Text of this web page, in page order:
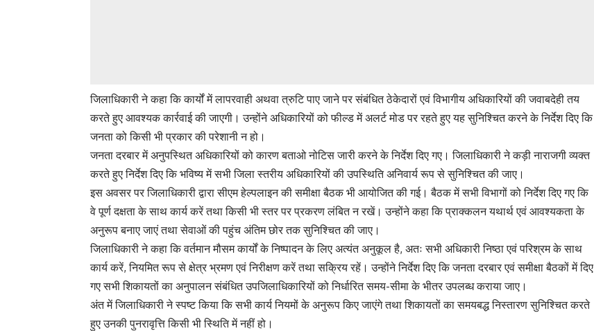
जिलाधिकारी ने कहा कि कार्यों में लापरवाही अथवा त्रुटि पाए जाने पर संबंधित ठेकेदारों एवं विभागीय अधिकारियों की जवाबदेही तय
करते हुए आवश्यक कार्रवाई की जाएगी। उन्होंने अधिकारियों को फील्ड में अलर्ट मोड पर रहते हुए यह सुनिश्चित करने के निर्देश दिए कि
जनता को किसी भी प्रकार की परेशानी न हो।
जनता दरबार में अनुपस्थित अधिकारियों को कारण बताओ नोटिस जारी करने के निर्देश दिए गए। जिलाधिकारी ने कड़ी नाराजगी व्यक्त
करते हुए निर्देश दिए कि भविष्य में सभी जिला स्तरीय अधिकारियों की उपस्थिति अनिवार्य रूप से सुनिश्चित की जाए।
इस अवसर पर जिलाधिकारी द्वारा सीएम हेल्पलाइन की समीक्षा बैठक भी आयोजित की गई। बैठक में सभी विभागों को निर्देश दिए गए कि
वे पूर्ण दक्षता के साथ कार्य करें तथा किसी भी स्तर पर प्रकरण लंबित न रखें। उन्होंने कहा कि प्राक्कलन यथार्थ एवं आवश्यकता के
अनुरूप बनाए जाएं तथा सेवाओं की पहुंच अंतिम छोर तक सुनिश्चित की जाए।
जिलाधिकारी ने कहा कि वर्तमान मौसम कार्यों के निष्पादन के लिए अत्यंत अनुकूल है, अतः सभी अधिकारी निष्ठा एवं परिश्रम के साथ
कार्य करें, नियमित रूप से क्षेत्र भ्रमण एवं निरीक्षण करें तथा सक्रिय रहें। उन्होंने निर्देश दिए कि जनता दरबार एवं समीक्षा बैठकों में दिए
गए सभी शिकायतों का अनुपालन संबंधित उपजिलाधिकारियों को निर्धारित समय-सीमा के भीतर उपलब्ध कराया जाए।
अंत में जिलाधिकारी ने स्पष्ट किया कि सभी कार्य नियमों के अनुरूप किए जाएंगे तथा शिकायतों का समयबद्ध निस्तारण सुनिश्चित करते
हुए उनकी पुनरावृत्ति किसी भी स्थिति में नहीं हो।